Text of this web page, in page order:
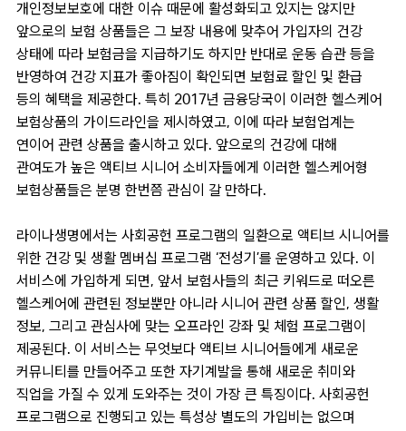
개인정보보호에 대한 이슈 때문에 활성화되고 있지는 않지만
앞으로의 보험 상품들은 그 보장 내용에 맞추어 가입자의 건강
상태에 따라 보험금을 지급하기도 하지만 반대로 운동 습관 등을
반영하여 건강 지표가 좋아짐이 확인되면 보험료 할인 및 환급
등의 혜택을 제공한다. 특히 2017년 금융당국이 이러한 헬스케어
보험상품의 가이드라인을 제시하였고, 이에 따라 보험업계는
연이어 관련 상품을 출시하고 있다. 앞으로의 건강에 대해
관여도가 높은 액티브 시니어 소비자들에게 이러한 헬스케어형
보험상품들은 분명 한번쯤 관심이 갈 만하다.
라이나생명에서는 사회공헌 프로그램의 일환으로 액티브 시니어를
위한 건강 및 생활 멤버십 프로그램 ‘전성기’를 운영하고 있다. 이
서비스에 가입하게 되면, 앞서 보험사들의 최근 키워드로 떠오른
헬스케어에 관련된 정보뿐만 아니라 시니어 관련 상품 할인, 생활
정보, 그리고 관심사에 맞는 오프라인 강좌 및 체험 프로그램이
제공된다. 이 서비스는 무엇보다 액티브 시니어들에게 새로운
커뮤니티를 만들어주고 또한 자기계발을 통해 새로운 취미와
직업을 가질 수 있게 도와주는 것이 가장 큰 특징이다. 사회공헌
프로그램으로 진행되고 있는 특성상 별도의 가입비는 없으며